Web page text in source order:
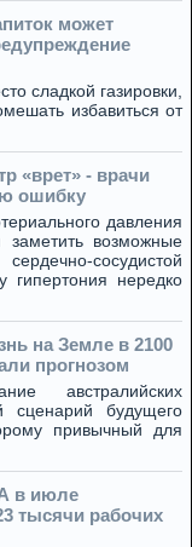
может
сладкой газировки,
избавиться от
«врет» - врачи
ошибку
давления
заметить возможные
сосудистой
гипертония нередко
на Земле в 2100
прогнозом
австралийских
сценарий будущего
привычный для
в июле
тысячи рабочих